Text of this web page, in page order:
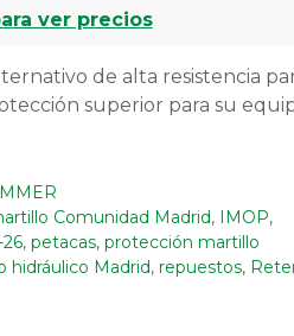
ver precios
de alta resistencia
superior para su
Comunidad Madrid, IMOP,
, petacas, protección martillo
hidráulico Madrid, repuestos,